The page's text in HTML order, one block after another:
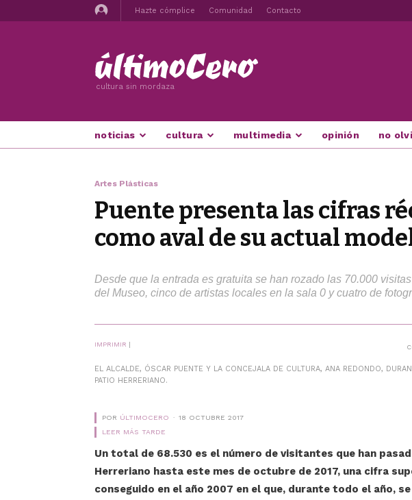
Hazte cómplice Comunidad Contacto
cultura sin mordaza
noticias cultura multimedia opinión no
Artes Plásticas
Puente presenta las cifras
como aval de su actual
Desde que la entrada es gratuita se han rozado las 70.000
del Museo, cinco de artistas locales en la sala 0 y cuatro de
IMPRIMIR |
EL ALCALDE, ÓSCAR PUENTE Y LA CONCEJALA DE CULTURA, ANA REDONDO,
PATIO HERRERIANO.
POR ÚLTIMOCERO
18 OCTUBRE 2017
LEER MÁS TARDE
Un total de 68.530 es el número de visitantes que han
Herreriano hasta este mes de octubre de 2017, una cifra
conseguido en el año 2007 en el que, durante todo el año,